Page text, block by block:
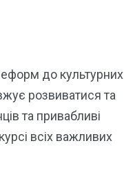
до культурних
розвиватися та
та привабливі
всіх важливих